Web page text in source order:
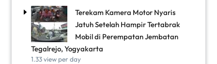
Terekam Kamera Motor Nyaris
Jatuh Setelah Hampir Tertabrak
Mobil di Perempatan Jembatan
Tegalrejo, Yogyakarta
1.33 view per day